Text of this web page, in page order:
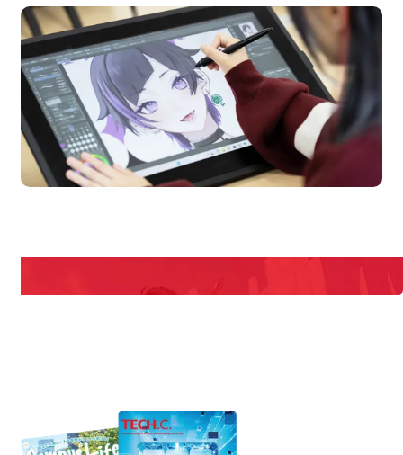
Campus